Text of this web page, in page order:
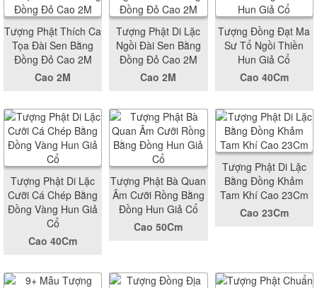
Tượng Phật Thích Ca
Tọa Đài Sen Bằng
Đồng Đỏ Cao 2M
Cao 2M
Tượng Phật Di Lặc
Ngồi Đài Sen Bằng
Đồng Đỏ Cao 2M
Cao 2M
Tượng Đồng Đạt Ma
Sư Tổ Ngồi Thiền
Hun Giả Cổ
Cao 40Cm
Tượng Phật Di Lặc
Cưỡi Cá Chép Bằng
Đồng Vàng Hun Giả
Cổ
Cao 40Cm
Tượng Phật Bà Quan
Âm Cưỡi Rồng Bằng
Đồng Hun Giả Cổ
Cao 50Cm
Tượng Phật Di Lặc
Bằng Đồng Khảm
Tam Khí Cao 23Cm
Cao 23Cm